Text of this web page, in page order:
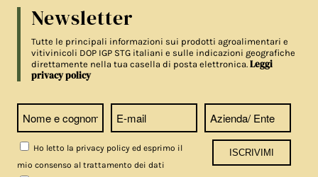
Newsletter
Tutte le principali informazioni sui prodotti agroalimentari e
vitivinicoli DOP IGP STG italiani e sulle indicazioni geografiche
direttamente nella tua casella di posta elettronica.Leggi
privacy policy
Ho letto la privacy policy ed esprimo il
mio consenso al trattamento dei dati